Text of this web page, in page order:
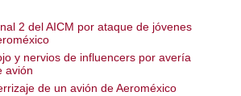
2 del AICM por ataque de jóvenes
y nervios de influencers por avería
avión
de un avión de Aeroméxico